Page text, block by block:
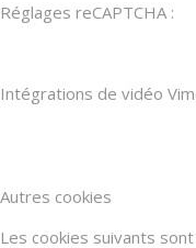
Réglages reCAPTCHA :
Intégrations de vidéo
Autres cookies
Les cookies suivants